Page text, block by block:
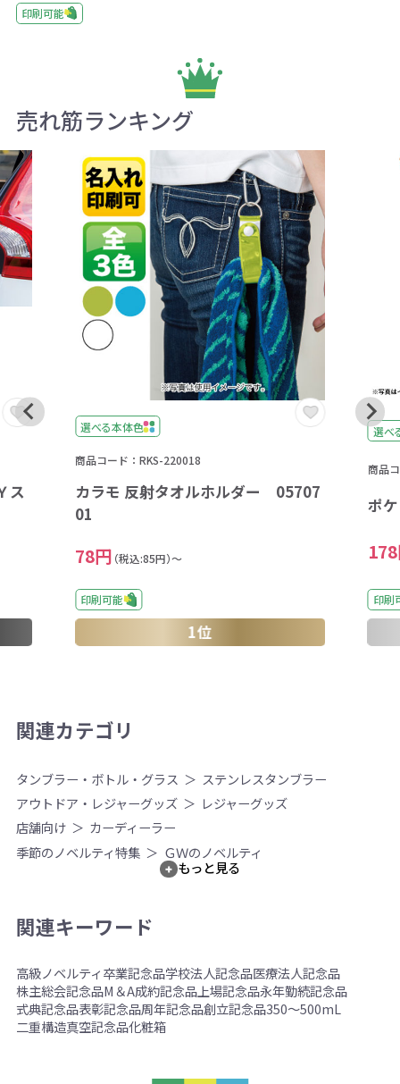
印刷可能
売れ筋ランキング
ス
選べる本体色
商品コード：RKS-220018
カラモ 反射タオルホルダー 05707
01
78円 （税込:85円）～
印刷可能
1位
選べ
商品
ポ
印刷
関連カテゴリ
タンブラー・ボトル・グラス
ステンレスタンブラー
アウトドア・レジャーグッズ
レジャーグッズ
店舗向け
カーディーラー
季節のノベルティ特集
ＧＷのノベルティ
もっと見る
関連キーワード
高級ノベルティ卒業記念品学校法人記念品医療法人記念品
株主総会記念品M＆A成約記念品上場記念品永年勤続記念品
式典記念品表彰記念品周年記念品創立記念品350～500mL
二重構造真空記念品化粧箱